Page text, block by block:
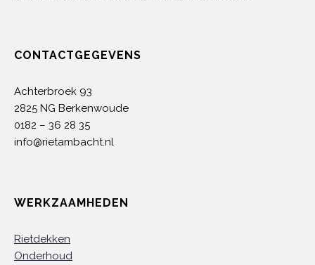
CONTACTGEGEVENS
Achterbroek 93
2825 NG Berkenwoude
0182 – 36 28 35
info@rietambacht.nl
WERKZAAMHEDEN
Rietdekken
Onderhoud